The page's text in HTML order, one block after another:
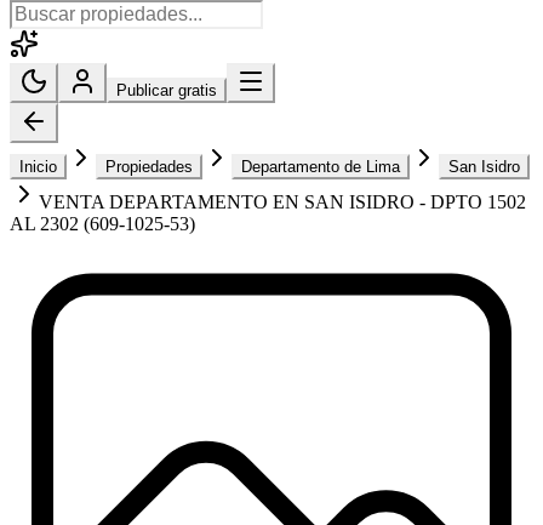
Publicar gratis
Inicio Propiedades Departamento de Lima San Isidro
VENTA DEPARTAMENTO EN SAN ISIDRO - DPTO 1502
AL 2302 (609-1025-53)